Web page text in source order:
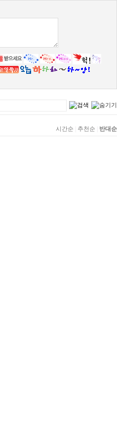
시간순 추천순 반대순